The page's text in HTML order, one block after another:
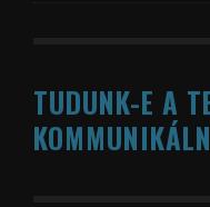
TUDUNK-E A